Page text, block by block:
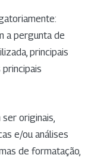
a pergunta de
principais
originais,
e/ou análises
de formatação,